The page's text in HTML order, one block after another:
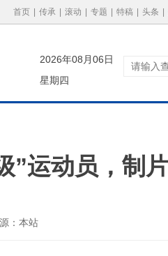
首页 传承 滚动 专题 特稿 头条
2026年08月06日
星期四
”运动员，制
：本站